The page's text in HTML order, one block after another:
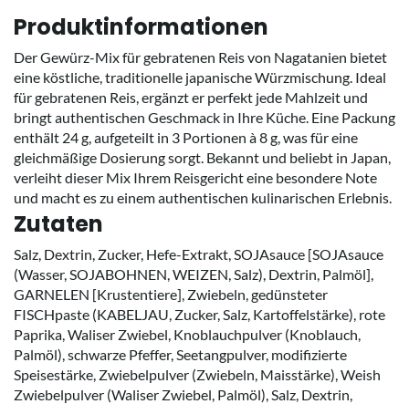
Produktinformationen
Der Gewürz-Mix für gebratenen Reis von Nagatanien bietet
eine köstliche, traditionelle japanische Würzmischung. Ideal
für gebratenen Reis, ergänzt er perfekt jede Mahlzeit und
bringt authentischen Geschmack in Ihre Küche. Eine Packung
enthält 24 g, aufgeteilt in 3 Portionen à 8 g, was für eine
gleichmäßige Dosierung sorgt. Bekannt und beliebt in Japan,
verleiht dieser Mix Ihrem Reisgericht eine besondere Note
und macht es zu einem authentischen kulinarischen Erlebnis.
Zutaten
Salz, Dextrin, Zucker, Hefe-Extrakt, SOJAsauce [SOJAsauce
(Wasser, SOJABOHNEN, WEIZEN, Salz), Dextrin, Palmöl],
GARNELEN [Krustentiere], Zwiebeln, gedünsteter
FISCHpaste (KABELJAU, Zucker, Salz, Kartoffelstärke), rote
Paprika, Waliser Zwiebel, Knoblauchpulver (Knoblauch,
Palmöl), schwarze Pfeffer, Seetangpulver, modifizierte
Speisestärke, Zwiebelpulver (Zwiebeln, Maisstärke), Weish
Zwiebelpulver (Waliser Zwiebel, Palmöl), Salz, Dextrin,